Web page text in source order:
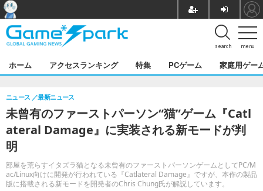
menu
search
ホーム アクセスランキング 特集 PCゲーム 家庭用ゲー
未曾有のファーストパーソン“猫”ゲーム『Catl
ateral Damage』に実装される新モードが判
明
部屋を荒らすイタズラ猫となる未曾有のファーストパーソンゲームとしてPC/M
ac/Linux向けに開発が行われている『Catlateral Damage』ですが、本作の製品
版に搭載される新モードを開発者のChris Chung氏が解説しています。
ニュース 最新ニュース